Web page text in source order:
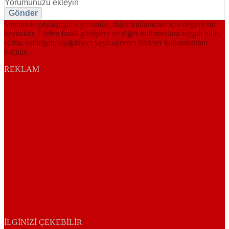
Gönder
Sitemizde paylaştığınız yorumlar, diğer kullanıcılar için değerli bir
kaynaktır. Lütfen farklı görüşlere ve diğer kullanıcılara saygılı olun.
Kaba, saldırgan, aşağılayıcı veya ayrımcı ifadeler kullanmaktan
kaçının.
REKLAM
İLGINIZI ÇEKEBILIR